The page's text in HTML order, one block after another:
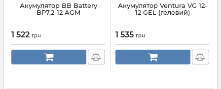
Акумулятор BB Battery
BP7,2-12 AGM
1 522 грн
Акумулятор Ventura VG 12-
12 GEL (гелевий)
1 535 грн